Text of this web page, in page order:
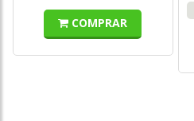
COMPRAR